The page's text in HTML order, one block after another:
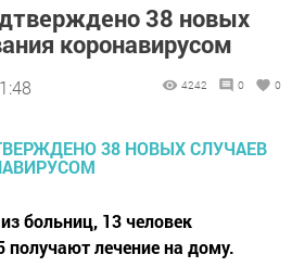
38 новых
коронавирусом
4242 0 0
больниц, 13 человек
получают лечение на дому.